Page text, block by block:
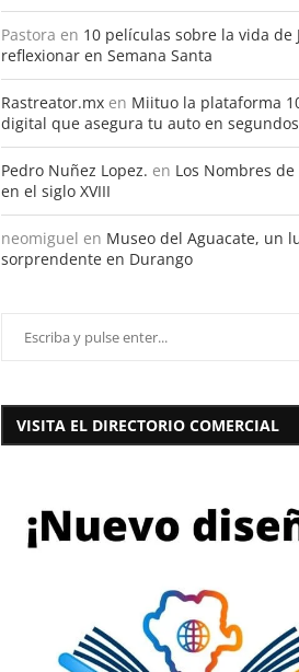
Pastora en 10 películas sobre la vida de
reflexionar en Semana Santa
Rastreator.mx en Miituo la plataforma
digital que asegura tu auto en segundos
Pedro Nuñez Lopez. en Los Nombres de
en el siglo XVIII
neomiguel en Museo del Aguacate, un
sorprendente en Durango
VISITA EL DIRECTORIO COMERCIAL